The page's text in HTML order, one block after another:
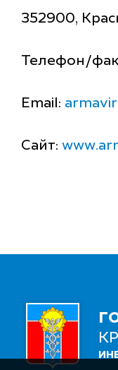
352900,
Телефон/
Email:
Сайт: